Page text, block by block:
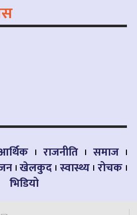
राजनीति
समाज
खेलकुद स्वास्थ्य रोचक
भिडियो